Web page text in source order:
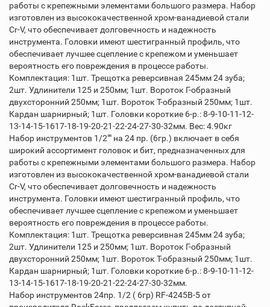
работы с крепежными элементами большого размера. Набор
изготовлен из высококачественной хром-ванадиевой стали
Cr-V, что обеспечивает долговечность и надежность
инструмента. Головки имеют шестигранный профиль, что
обеспечивает лучшее сцепление с крепежом и уменьшает
вероятность его повреждения в процессе работы.
Комплектация: 1шт. Трещотка реверсивная 245мм 24 зуба;
2шт. Удлинители 125 и 250мм; 1шт. Вороток Г-образный
двухсторонний 250мм; 1шт. Вороток Т-образный 250мм; 1шт.
Кардан шарнирный; 1шт. Головки короткие 6-р.: 8-9-10-11-12-
13-14-15-1617-18-19-20-21-22-24-27-30-32мм. Вес: 4.90кг
Набор инструментов 1/2"" на 24 пр. (6гр.) включает в себя
широкий ассортимент головок и бит, предназначенных для
работы с крепежными элементами большого размера. Набор
изготовлен из высококачественной хром-ванадиевой стали
Cr-V, что обеспечивает долговечность и надежность
инструмента. Головки имеют шестигранный профиль, что
обеспечивает лучшее сцепление с крепежом и уменьшает
вероятность его повреждения в процессе работы.
Комплектация: 1шт. Трещотка реверсивная 245мм 24 зуба;
2шт. Удлинители 125 и 250мм; 1шт. Вороток Г-образный
двухсторонний 250мм; 1шт. Вороток Т-образный 250мм; 1шт.
Кардан шарнирный; 1шт. Головки короткие 6-р.: 8-9-10-11-12-
13-14-15-1617-18-19-20-21-22-24-27-30-32мм.
Набор инструментов 24пр. 1/2 ( 6гр) RF-4245B-5 от